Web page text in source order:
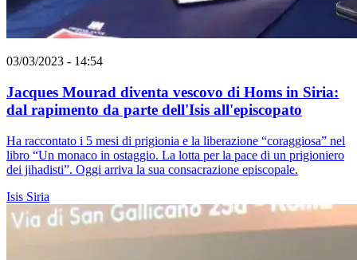
03/03/2023 - 14:54
Jacques Mourad diventa vescovo di Homs in Siria:
dal rapimento da parte dell'Isis all'episcopato
Ha raccontato i 5 mesi di prigionia e la liberazione “coraggiosa” nel
libro “Un monaco in ostaggio. La lotta per la pace di un prigioniero
dei jihadisti”. Oggi arriva la sua consacrazione episcopale.
Isis Siria